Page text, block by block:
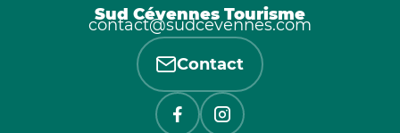
Sud Cévennes Tourisme
contact@sudcevennes.com
Contact